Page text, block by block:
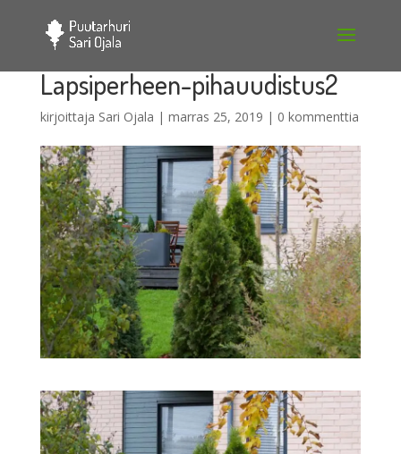
Lapsiperheen-pihauudistus2
kirjoittaja Sari Ojala | marras 25, 2019 | 0 kommenttia